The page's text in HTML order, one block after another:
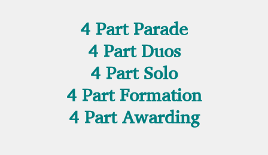
4 Part Parade
4 Part Duos
4 Part Solo
4 Part Formation
4 Part Awarding